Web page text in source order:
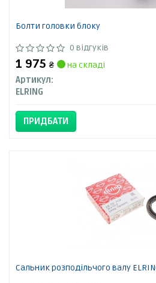
Болти головки блоку
0 відгуків
1 975 ₴
на складі
Артикул:
ELRING
ПРИДБАТИ
Сальник розподільчого валу